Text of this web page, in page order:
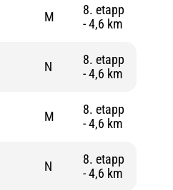
M
8. etapp
- 4,6 km
N
8. etapp
- 4,6 km
M
8. etapp
- 4,6 km
N
8. etapp
- 4,6 km